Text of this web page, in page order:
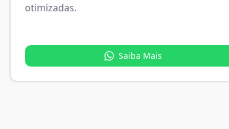
otimizadas.
Saiba Mais